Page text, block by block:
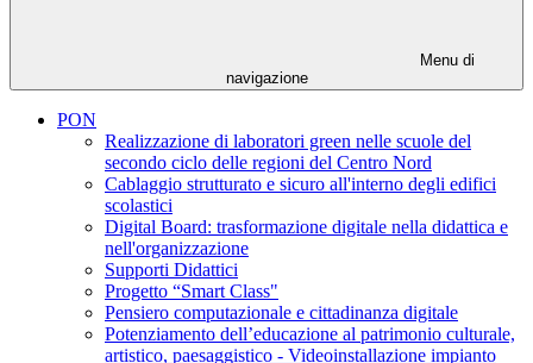
Menu di
navigazione
PON
Realizzazione di laboratori green nelle scuole del
secondo ciclo delle regioni del Centro Nord
Cablaggio strutturato e sicuro all'interno degli edifici
scolastici
Digital Board: trasformazione digitale nella didattica e
nell'organizzazione
Supporti Didattici
Progetto “Smart Class"
Pensiero computazionale e cittadinanza digitale
Potenziamento dell’educazione al patrimonio culturale,
artistico, paesaggistico - Videoinstallazione impianto